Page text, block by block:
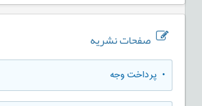
صفحات نشریه
• پرداخت وجه